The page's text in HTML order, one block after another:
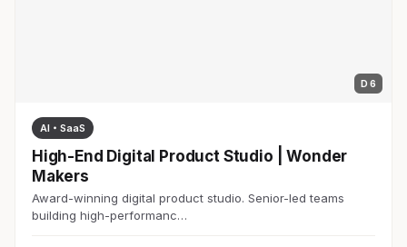
D 6
AI・SaaS
High-End Digital Product Studio | Wonder
Makers
Award-winning digital product studio. Senior-led teams
building high-performanc…